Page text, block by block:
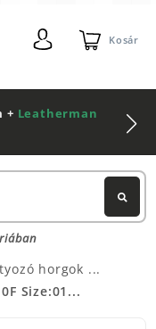
Kosár
+ Leatherman
horgok
Size:01...